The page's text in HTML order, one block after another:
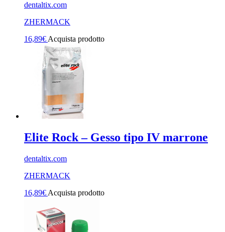
dentaltix.com
ZHERMACK
16,89€ Acquista prodotto
Elite Rock – Gesso tipo IV marrone
dentaltix.com
ZHERMACK
16,89€ Acquista prodotto